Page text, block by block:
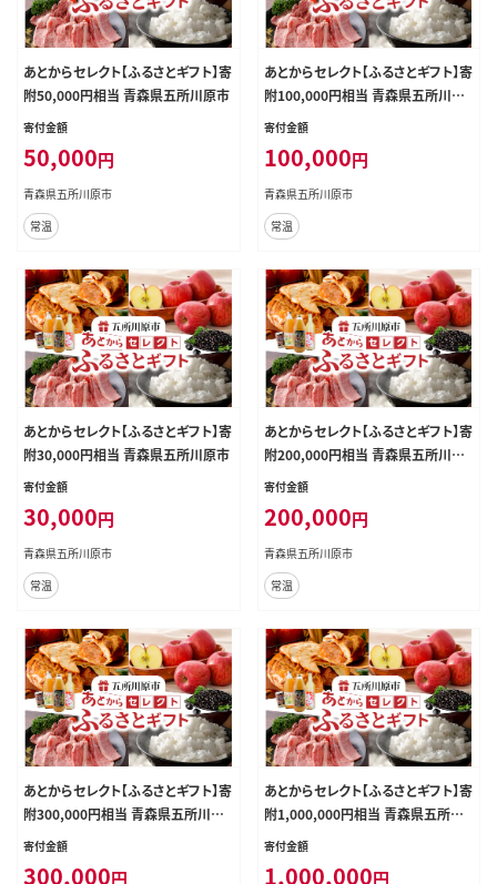
あとからセレクト【ふるさとギフト】寄
附50,000円相当 青森県五所川原市
寄付金額
50,000円
青森県五所川原市
常温
あとからセレクト【ふるさとギフト】寄
附100,000円相当 青森県五所川原
市
寄付金額
100,000円
青森県五所川原市
常温
あとからセレクト【ふるさとギフト】寄
附30,000円相当 青森県五所川原市
寄付金額
30,000円
青森県五所川原市
常温
あとからセレクト【ふるさとギフト】寄
附200,000円相当 青森県五所川原
市
寄付金額
200,000円
青森県五所川原市
常温
あとからセレクト【ふるさとギフト】寄
附300,000円相当 青森県五所川原
市
寄付金額
300,000円
あとからセレクト【ふるさとギフト】寄
附1,000,000円相当 青森県五所川
原市
寄付金額
1,000,000円